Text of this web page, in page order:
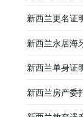
新西兰更名证
新西兰永居海
新西兰单身证
新西兰房产委